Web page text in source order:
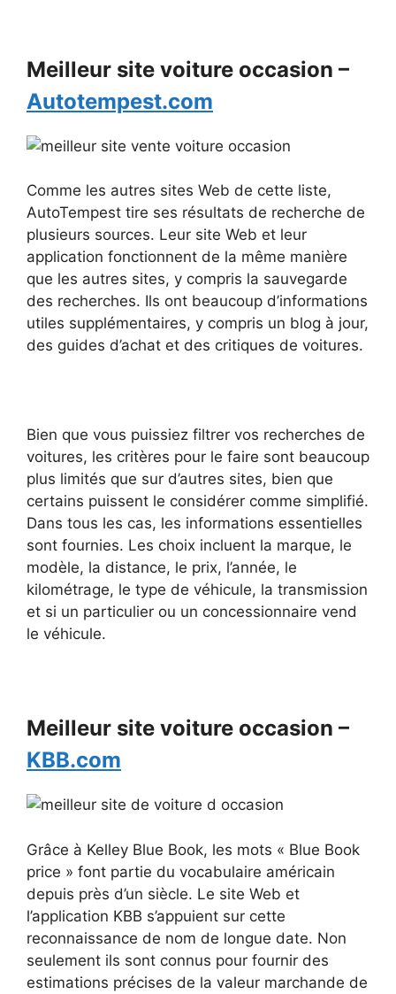
Meilleur site voiture occasion –
Autotempest.com
Comme les autres sites Web de cette liste,
AutoTempest tire ses résultats de recherche de
plusieurs sources. Leur site Web et leur
application fonctionnent de la même manière
que les autres sites, y compris la sauvegarde
des recherches. Ils ont beaucoup d’informations
utiles supplémentaires, y compris un blog à jour,
des guides d’achat et des critiques de voitures.
Bien que vous puissiez filtrer vos recherches de
voitures, les critères pour le faire sont beaucoup
plus limités que sur d’autres sites, bien que
certains puissent le considérer comme simplifié.
Dans tous les cas, les informations essentielles
sont fournies. Les choix incluent la marque, le
modèle, la distance, le prix, l’année, le
kilométrage, le type de véhicule, la transmission
et si un particulier ou un concessionnaire vend
le véhicule.
Meilleur site voiture occasion –
KBB.com
Grâce à Kelley Blue Book, les mots « Blue Book
price » font partie du vocabulaire américain
depuis près d’un siècle. Le site Web et
l’application KBB s’appuient sur cette
reconnaissance de nom de longue date. Non
seulement ils sont connus pour fournir des
estimations précises de la valeur marchande de